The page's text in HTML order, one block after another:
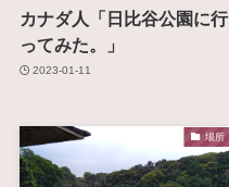
カナダ人「日比谷公園に行
ってみた。」
2023-01-11
場所